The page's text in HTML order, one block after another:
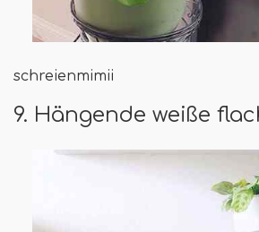
schreienmimii
9. Hängende weiße